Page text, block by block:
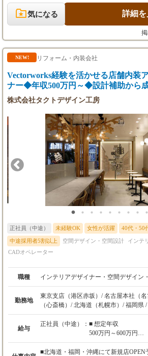
※上記月給には、固
万円～9万円以上）
全額支給いたします。
※試用期間6ヶ月あ
ありません）。
【年収例】
1040万円（入社15年
今回の募集では、想
くの人々を惹きつけ、笑顔にする空間
ちた仕事です。 【具体的な業務内容】 ・クライアントとの打ち
合わせ、ヒアリング、コンセプト立案
ctorworksを使用。基礎知識があれば
導しますのでご安心ください） ・引き渡し ご経験や希望
て、インテリアデザイナー・施工管理
かのポジションで選考可能です。 「自
【手がける案件】 ・フィットネスクラ
ル、温浴施設、ブライダル施設、飲食
割。残りは施工からの参加となります
2ヶ月程度。並行案件は通常1～2件、
案件あたり約50名の職人をまとめ、プ
【この仕事のやりがい】 お客様の想像
し、「タクトデザイン工房に頼んでよ
ってくれてありがとう」といった感謝
きな達成感と誇りを感じられます。
数々の一流店舗・施設を生み出す醍醐
気になる 詳細を
NEW! リフォーム・内装会社
Vectorworks経験を活かせる店舗内装
ナー◆年収500万円～◆設計補助から
株式会社タクトデザイン工房
正社員（中途） 未経験OK 女性が活躍 40代・50
中途採用者5割以上 空間デザイン・空間設計
インテ
CADオペレーター
職種 インテリアデザイナー・空間デザイン
勤務地
東京支店（港区赤坂）/ 名古屋本社（
（心斎橋）/ 北海道（札幌市）/ 福岡県
給与
正社員（中途）： ■ 想定年収
500万円～600万円
■ 月給
■北海道・福岡・沖縄にて新規店OPEN